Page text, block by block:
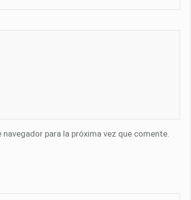
para la próxima vez que comente.